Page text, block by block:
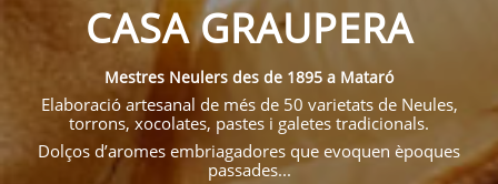
CASA GRAUPERA
Mestres Neulers des de 1895 a Mataró
Elaboració artesanal de més de 50 varietats de Neules,
torrons, xocolates, pastes i galetes tradicionals.
Dolços d’aromes embriagadores que evoquen èpoques
passades...